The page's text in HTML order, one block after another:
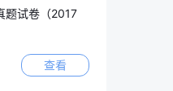
题试卷（2017
查看